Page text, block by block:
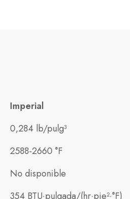
Imperial
0,284 lb/pulg³
2588-2660 °F
No disponible
354 BTU·pulgada/(hr·pie²·°F)